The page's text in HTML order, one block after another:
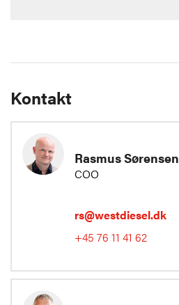
Kontakt
Rasmus Sørensen
COO
rs@westdiesel.dk
+45 76 11 41 62